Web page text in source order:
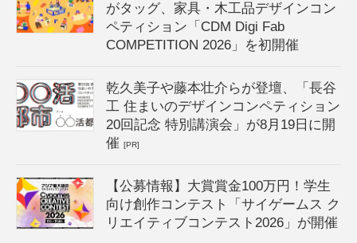
がタッグ、家具・木工品デザインコン
ペティション「CDM Digi Fab
COMPETITION 2026」を初開催
乾久美子や藤本壮介らが登壇、「長谷
工 住まいのデザインコンペティション
20回記念 特別講演会」が8月19日に開
催[PR]
【公募情報】大賞賞金100万円！学生
向け創作コンテスト「サイゲームス ク
リエイティブコンテスト2026」が開催